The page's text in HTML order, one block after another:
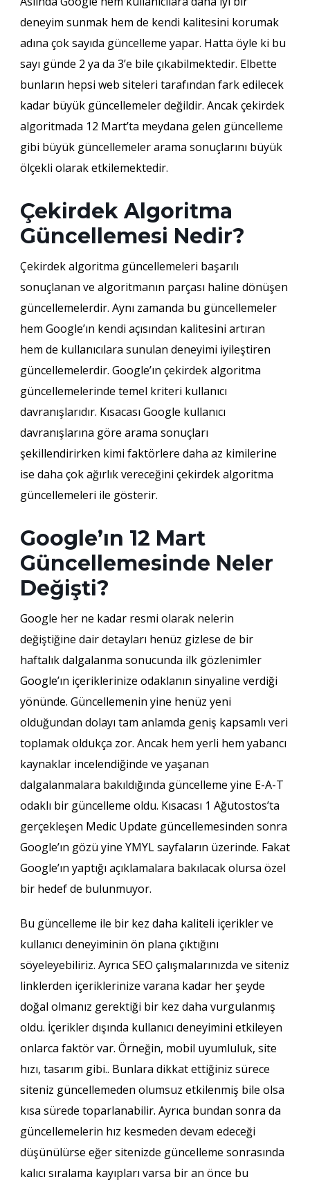
deneyim sunmak hem de kendi kalitesini korumak
adına çok sayıda güncelleme yapar. Hatta öyle ki bu
sayı günde 2 ya da 3’e bile çıkabilmektedir. Elbette
bunların hepsi web siteleri tarafından fark edilecek
kadar büyük güncellemeler değildir. Ancak çekirdek
algoritmada 12 Mart’ta meydana gelen güncelleme
gibi büyük güncellemeler arama sonuçlarını büyük
ölçekli olarak etkilemektedir.
Çekirdek Algoritma
Güncellemesi Nedir?
Çekirdek algoritma güncellemeleri başarılı
sonuçlanan ve algoritmanın parçası haline dönüşen
güncellemelerdir. Aynı zamanda bu güncellemeler
hem Google’ın kendi açısından kalitesini artıran
hem de kullanıcılara sunulan deneyimi iyileştiren
güncellemelerdir. Google’ın çekirdek algoritma
güncellemelerinde temel kriteri kullanıcı
davranışlarıdır. Kısacası Google kullanıcı
davranışlarına göre arama sonuçları
şekillendirirken kimi faktörlere daha az kimilerine
ise daha çok ağırlık vereceğini çekirdek algoritma
güncellemeleri ile gösterir.
Google’ın 12 Mart
Güncellemesinde Neler
Değişti?
Google her ne kadar resmi olarak nelerin
değiştiğine dair detayları henüz gizlese de bir
haftalık dalgalanma sonucunda ilk gözlenimler
Google’ın içeriklerinize odaklanın sinyaline verdiği
yönünde. Güncellemenin yine henüz yeni
olduğundan dolayı tam anlamda geniş kapsamlı veri
toplamak oldukça zor. Ancak hem yerli hem yabancı
kaynaklar incelendiğinde ve yaşanan
dalgalanmalara bakıldığında güncelleme yine E-A-T
odaklı bir güncelleme oldu. Kısacası 1 Ağutostos’ta
gerçekleşen Medic Update güncellemesinden sonra
Google’ın gözü yine YMYL sayfaların üzerinde. Fakat
Google’ın yaptığı açıklamalara bakılacak olursa özel
bir hedef de bulunmuyor.
Bu güncelleme ile bir kez daha kaliteli içerikler ve
kullanıcı deneyiminin ön plana çıktığını
söyeleyebiliriz. Ayrıca SEO çalışmalarınızda ve siteniz
linklerden içeriklerinize varana kadar her şeyde
doğal olmanız gerektiği bir kez daha vurgulanmış
oldu. İçerikler dışında kullanıcı deneyimini etkileyen
onlarca faktör var. Örneğin, mobil uyumluluk, site
hızı, tasarım gibi.. Bunlara dikkat ettiğiniz sürece
siteniz güncellemeden olumsuz etkilenmiş bile olsa
kısa sürede toparlanabilir. Ayrıca bundan sonra da
güncellemelerin hız kesmeden devam edeceği
düşünülürse eğer sitenizde güncelleme sonrasında
kalıcı sıralama kayıpları varsa bir an önce bu